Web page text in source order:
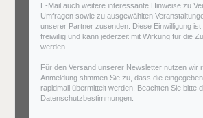
E-Mail auch weitere interessante Hinweise zu
Umfragen sowie zu ausgewählten
unserer Partner zusenden. Diese Einwilligung
freiwillig und kann jederzeit mit Wirkung für die
werden.
Für den Versand unserer Newsletter nutzen wir
Anmeldung stimmen Sie zu, dass die
rapidmail übermittelt werden. Beachten Sie bitte
Datenschutzbestimmungen